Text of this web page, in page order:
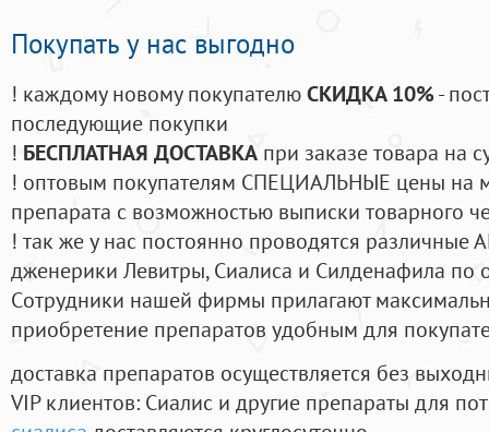
Покупать у нас выгодно
! каждому новому покупателюСКИДКА 10%-
последующие покупки
! БЕСПЛАТНАЯ ДОСТАВКА при заказе товара на
! оптовым покупателям СПЕЦИАЛЬНЫЕ цены на
препарата с возможностью выписки товарного
! так же у нас постоянно проводятся
дженерики Левитры, Сиалиса и Силденафила по
Cотрудники нашей фирмы прилагают
приобретение препаратов удобным для
доставка препаратов осуществляется без
VIP клиентов: Сиалис и другие препараты для